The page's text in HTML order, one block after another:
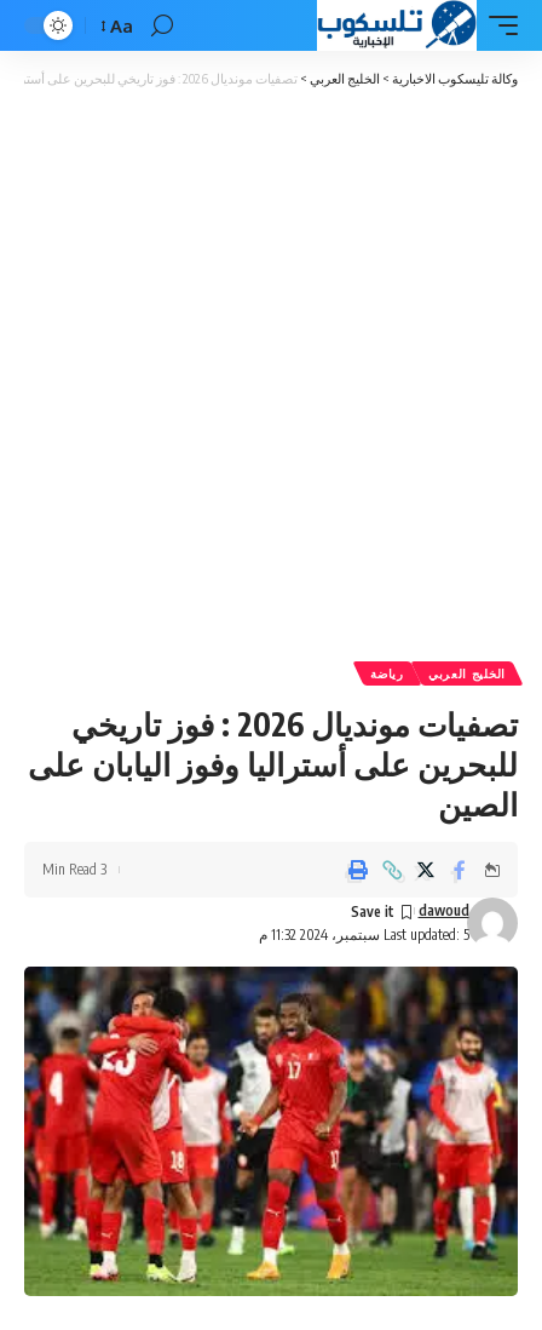
Font
Resizer
Aa
وكالة تليسكوب الاخبارية > الخليج العربي > تصفيات مونديال 2026 : فوز تاريخي للبحرين على أستراليا وفوز اليابان على الصين
الخليج العربي رياضة
تصفيات مونديال 2026 : فوز تاريخي
للبحرين على أستراليا وفوز اليابان على
الصين
Last updated: 5 سبتمبر، 2024 11:32 م
dawoud
3 Min Read